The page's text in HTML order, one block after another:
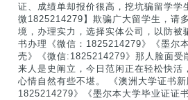
证、成绩单却报价很高，挖坑骗留学
微1825214279】欺骗广大留学生，请
境，办理实力，选择实体公司，以防
书办理《微信：1825214279》《墨尔
壳》《微信:1825214279》那人脸面受
来人是史阐立，今日范闲正在轻松快活
心情自然有些不堪。 《澳洲大学证书
1825214279》《墨尔本大学毕业证证